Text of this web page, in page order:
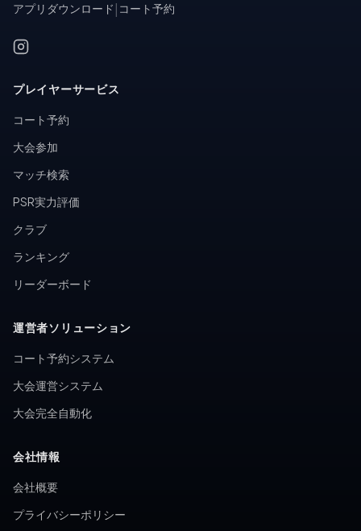
アプリダウンロード コート予約
プレイヤーサービス
コート予約
大会参加
マッチ検索
PSR実力評価
クラブ
ランキング
リーダーボード
運営者ソリューション
コート予約システム
大会運営システム
大会完全自動化
会社情報
会社概要
プライバシーポリシー